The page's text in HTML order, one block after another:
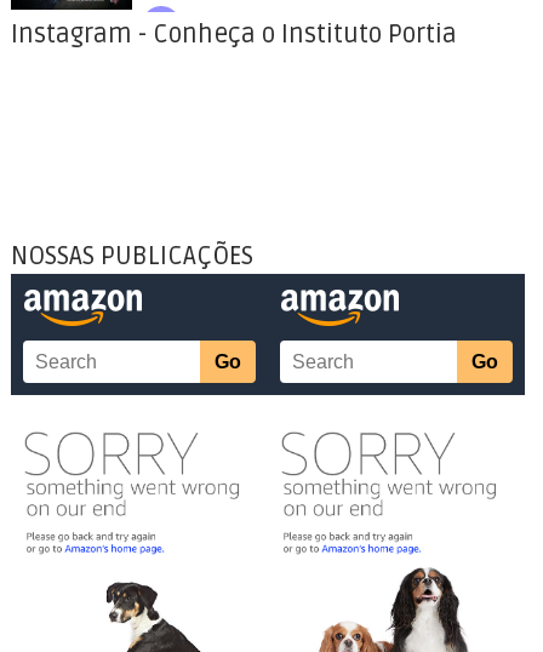
Instagram - Conheça o Instituto Portia
NOSSAS PUBLICAÇÕES